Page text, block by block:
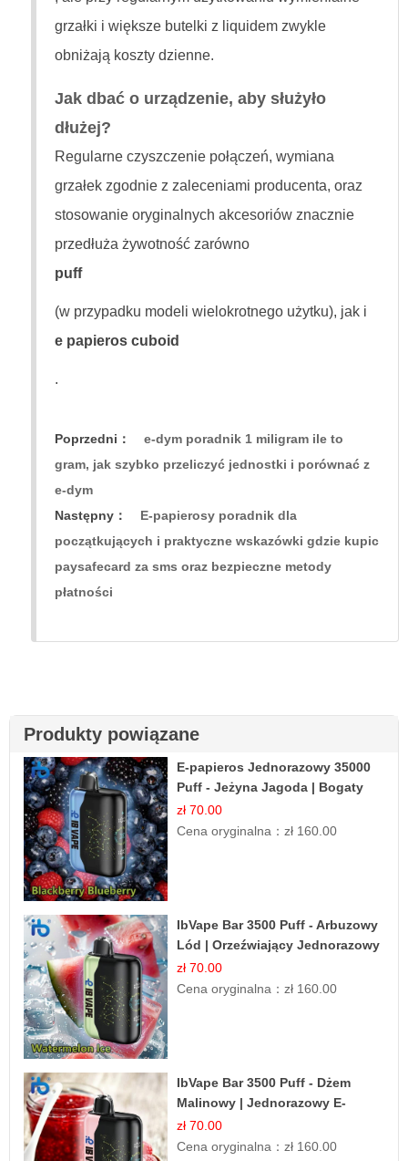
grzałki i większe butelki z liquidem zwykle
obniżają koszty dzienne.
Jak dbać o urządzenie, aby służyło
dłużej?
Regularne czyszczenie połączeń, wymiana
grzałek zgodnie z zaleceniami producenta, oraz
stosowanie oryginalnych akcesoriów znacznie
przedłuża żywotność zarówno
puff
(w przypadku modeli wielokrotnego użytku), jak i
e papieros cuboid
.
Poprzedni：
e-dym poradnik 1 miligram ile to
gram, jak szybko przeliczyć jednostki i porównać z
e-dym
Następny：
E-papierosy poradnik dla
początkujących i praktyczne wskazówki gdzie kupic
paysafecard za sms oraz bezpieczne metody
płatności
Produkty powiązane
E-papieros Jednorazowy 35000
Puff - Jeżyna Jagoda | Bogaty
Smak Leśnych Owoców
zł 70.00
Cena oryginalna：zł 160.00
IbVape Bar 3500 Puff - Arbuzowy
Lód | Orzeźwiający Jednorazowy
E-papieros
zł 70.00
Cena oryginalna：zł 160.00
IbVape Bar 3500 Puff - Dżem
Malinowy | Jednorazowy E-
papieros
zł 70.00
Cena oryginalna：zł 160.00